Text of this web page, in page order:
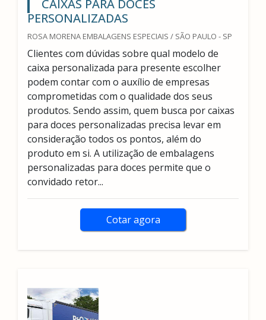
CAIXAS PARA DOCES
PERSONALIZADAS
ROSA MORENA EMBALAGENS ESPECIAIS / SÃO PAULO - SP
Clientes com dúvidas sobre qual modelo de
caixa personalizada para presente escolher
podem contar com o auxílio de empresas
comprometidas com o qualidade dos seus
produtos. Sendo assim, quem busca por caixas
para doces personalizadas precisa levar em
consideração todos os pontos, além do
produto em si. A utilização de embalagens
personalizadas para doces permite que o
convidado retor...
Cotar agora